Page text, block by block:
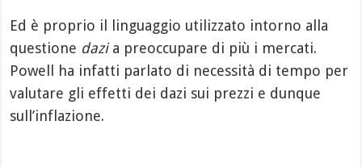
Ed è proprio il linguaggio utilizzato intorno alla
questione dazia preoccupare di più i mercati.
Powell ha infatti parlato di necessità di tempo per
valutare gli effetti dei dazi sui prezzi e dunque
sull’inflazione.